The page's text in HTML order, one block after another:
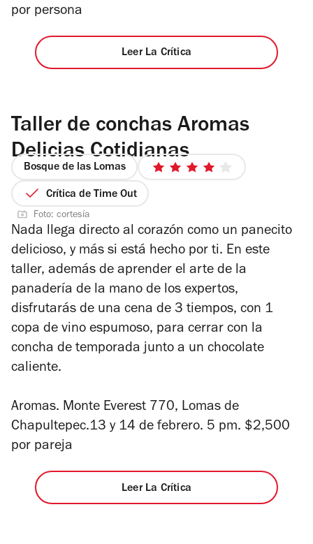
por persona
Leer La Crítica
Taller de conchas Aromas
Delicias Cotidianas
Bosque de las Lomas
4
estrellas
Crítica de Time Out
Foto: cortesía
Nada llega directo al corazón como un panecito
delicioso, y más si está hecho por ti. En este
taller, además de aprender el arte de la
panadería de la mano de los expertos,
disfrutarás de una cena de 3 tiempos, con 1
copa de vino espumoso, para cerrar con la
concha de temporada junto a un chocolate
caliente.
Aromas. Monte Everest 770, Lomas de
Chapultepec.13 y 14 de febrero. 5 pm. $2,500
por pareja
Leer La Crítica